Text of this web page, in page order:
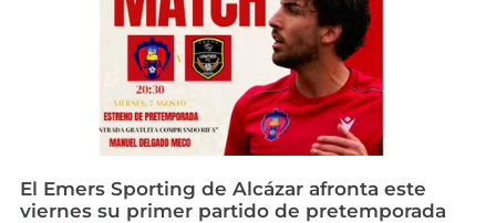
El Emers Sporting de Alcázar afronta este
viernes su primer partido de pretemporada